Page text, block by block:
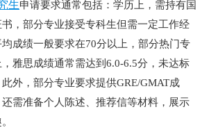
生申请要求通常包括：学历上，需持有国
，部分专业接受专科生但需一定工作经
成绩一般要求在70分以上，部分热门专
雅思成绩通常需达到6.0-6.5分，未达标
外，部分专业要求提供GRE/GMAT成
需准备个人陈述、推荐信等材料，展示